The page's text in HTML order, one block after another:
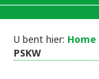
U bent hier: Home
PSKW